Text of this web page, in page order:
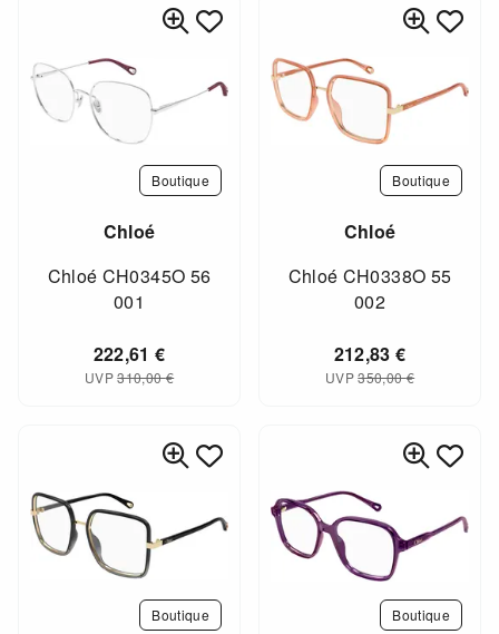
Boutique
Chloé
Chloé CH0345O 56
001
222,61€
UVP310,00€
Boutique
Chloé
Chloé CH0338O 55
002
212,83€
UVP350,00€
Boutique Boutique